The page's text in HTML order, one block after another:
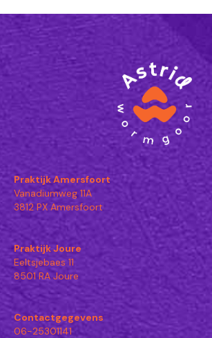
Praktijk Amersfoort
Vanadiumweg 11A
3812 PX Amersfoort
Praktijk Joure
Eeltsjebaes 11
8501 RA Joure
Contactgegevens
06-25301141